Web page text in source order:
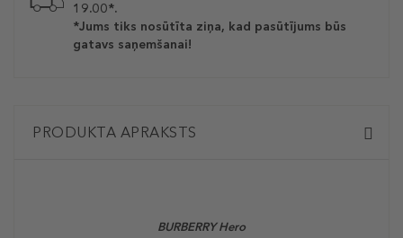
19.00*.
*Jums tiks nosūtīta ziņa, kad pasūtījums būs
gatavs saņemšanai!
PRODUKTA APRAKSTS
BURBERRY Hero